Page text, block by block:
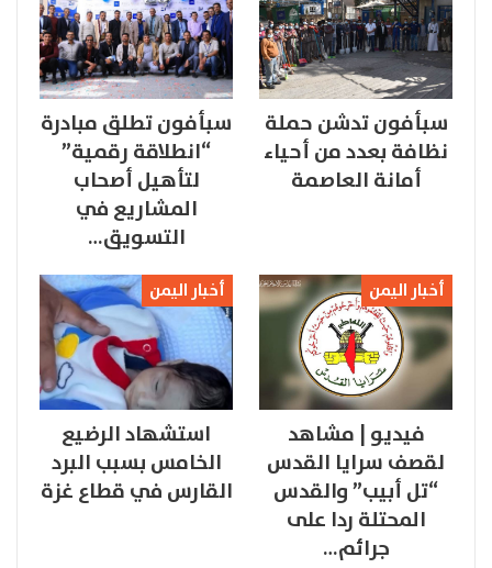
سبأفون تدشن حملة
نظافة بعدد من أحياء
أمانة العاصمة
سبأفون تطلق مبادرة
“انطلاقة رقمية”
لتأهيل أصحاب
المشاريع في
التسويق…
أخبار اليمن
فيديو | مشاهد
لقصف سرايا القدس
“تل أبيب” والقدس
المحتلة ردا على
جرائم…
أخبار اليمن
استشهاد الرضيع
الخامس بسبب البرد
القارس في قطاع غزة